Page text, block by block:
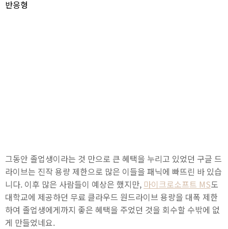
반응형
그동안 졸업생이라는 것 만으로 큰 혜택을 누리고 있었던 구글 드
라이브는 진작 용량 제한으로 많은 이들을 패닉에 빠뜨린 바 있습
니다. 이후 많은 사람들이 예상은 했지만, 마이크로소프트 MS도
대학교에 제공하던 무료 클라우드 원드라이브 용량을 대폭 제한
하여 졸업생에게까지 좋은 혜택을 주었던 것을 회수할 수밖에 없
게 만들었네요.